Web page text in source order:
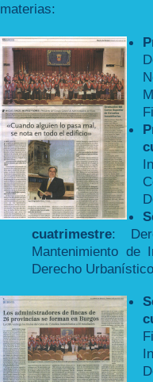
materias:
cuatrimestre:
Mantenimiento de
Derecho